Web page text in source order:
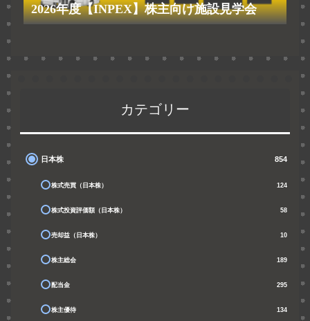
2026年度【INPEX】株主向け施設見学会
カテゴリー
日本株 854
株式売買（日本株） 124
株式投資評価額（日本株） 58
売却益（日本株） 10
株主総会 189
配当金 295
株主優待 134